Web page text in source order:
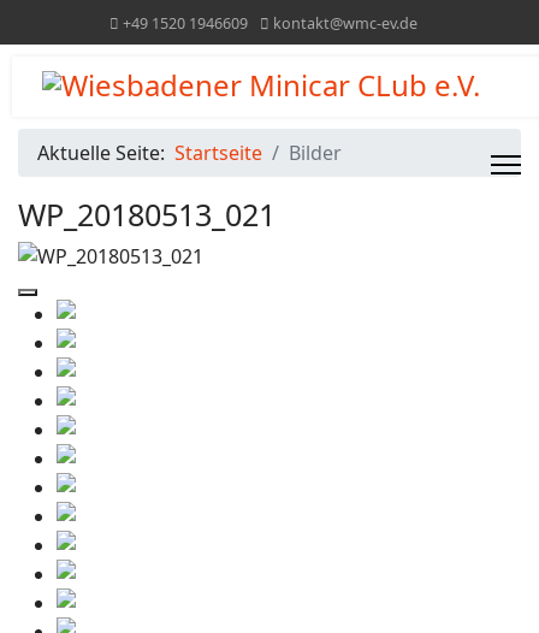
+49 1520 1946609 kontakt@wmc-ev.de
Aktuelle Seite: Startseite Bilder
WP_20180513_021